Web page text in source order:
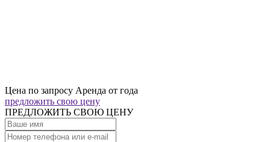
Цена по запросу Аренда от года
предложить свою цену
ПРЕДЛОЖИТЬ СВОЮ ЦЕНУ